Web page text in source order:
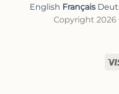
English Français
Copyright